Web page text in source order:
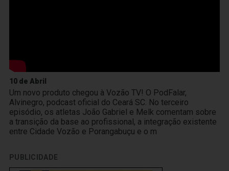
10 de Abril
Um novo produto chegou à Vozão TV! O PodFalar,
Alvinegro, podcast oficial do Ceará SC. No terceiro
episódio, os atletas João Gabriel e Melk comentam sobre
a transição da base ao profissional, a integração existente
entre Cidade Vozão e Porangabuçu e o m
PUBLICIDADE